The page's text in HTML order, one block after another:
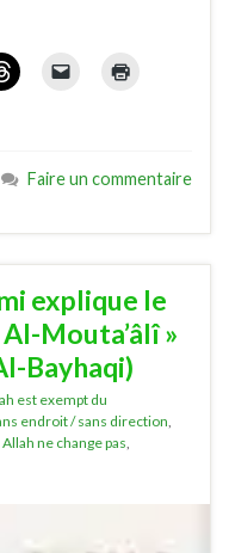
Faire un commentaire
explique le
Mouta’âlî »
Bayhaqi)
est exempt du
endroit / sans direction
Allah ne change pas